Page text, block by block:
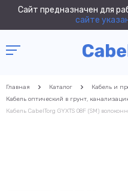
Сайт предназначен для
сайте
Главная Каталог Кабель и
Кабель оптический в грунт,
Кабель CabelTorg GYXTS 08F (SM)